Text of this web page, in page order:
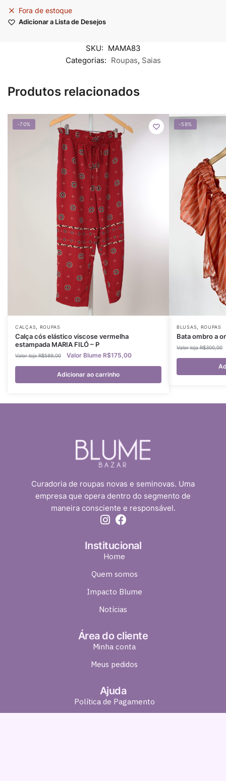
Fora de estoque
Adicionar a Lista de Desejos
SKU: MAMA83
Categorias: Roupas, Saias
Produtos relacionados
-70%
CALÇAS ROUPAS
Calça cós elástico viscose vermelha
estampada MARIA FILÓ – P
R$589,00 R$175,00
Adicionar ao carrinho
-58%
BLUSAS ROUPAS
Bata ombro a
R$300,00
Curadoria de roupas novas e seminovas. Uma
empresa que opera dentro do segmento de
maneira consciente e responsável.
Institucional
Home
Quem somos
Impacto Blume
Notícias
Área do cliente
Minha conta
Meus pedidos
Ajuda
Política de Pagamento